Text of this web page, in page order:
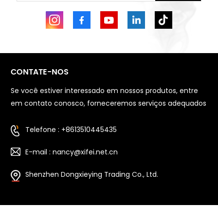
CONTATE-NOS
Se você estiver interessado em nossos produtos, entre
em contato conosco, forneceremos serviços adequados
Telefone : +8613510445435
E-mail : nancy@xifei.net.cn
Shenzhen Dongxieying Trading Co., Ltd.